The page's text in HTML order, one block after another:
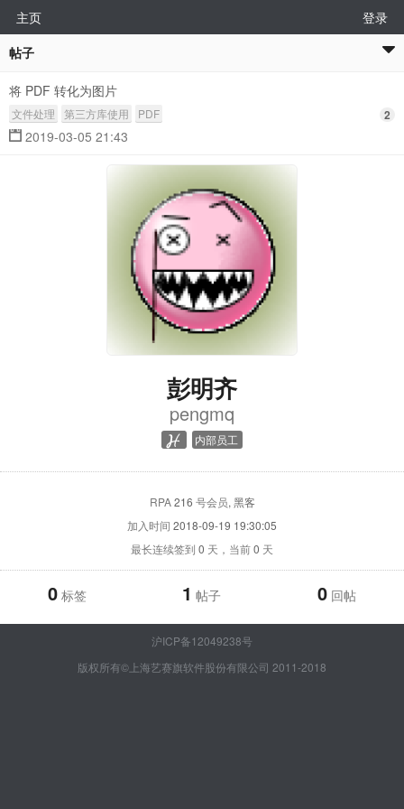
主页
登录
帖子
将 PDF 转化为图片
文件处理 第三方库使用 PDF
2019-03-05 21:43
2
彭明齐
pengmq
内部员工
RPA216 号会员, 黑客
加入时间 2018-09-19 19:30:05
最长连续签到 0 天，当前0 天
0 标签 1 帖子 0 回帖
沪ICP备12049238号
版权所有©上海艺赛旗软件股份有限公司 2011-2018